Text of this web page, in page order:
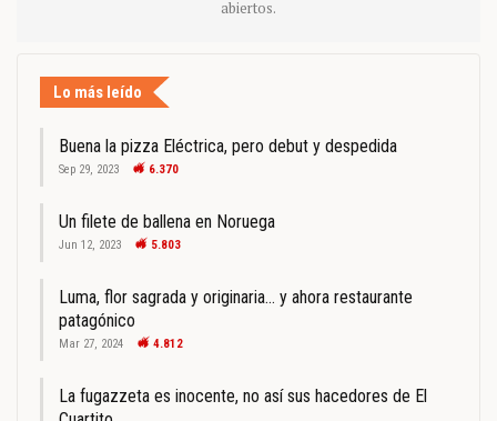
abiertos.
Lo más leído
Buena la pizza Eléctrica, pero debut y despedida
Sep 29, 2023 6.370
Un filete de ballena en Noruega
Jun 12, 2023 5.803
Luma, flor sagrada y originaria… y ahora restaurante
patagónico
Mar 27, 2024 4.812
La fugazzeta es inocente, no así sus hacedores de El